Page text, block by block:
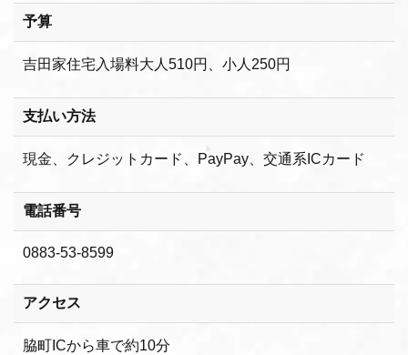
予算
吉田家住宅入場料大人510円、小人250円
支払い方法
現金、クレジットカード、PayPay、交通系ICカード
電話番号
0883-53-8599
アクセス
脇町ICから車で約10分